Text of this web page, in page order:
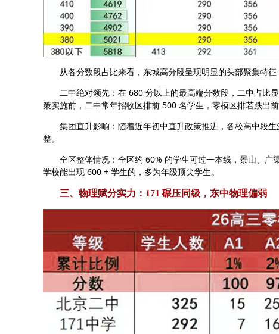
从各分数段占比来看，东城高分段呈现明显的头部聚集特征
二中绝对领先：在 680 分以上的最高端分数段，二中占比显
策实施前，二中常年招收区排前 500 名学生，零模区排若跌出
集团直升影响：随着近年初中直升政策推进，各校高中段生
整。
全区整体情况：全区约 60% 的学生可过一本线，景山、广
学校能出现 600 + 学生的，多为年级顶尖学生。
三、物理赋分实力：171 碾压同级，东中物理偏弱